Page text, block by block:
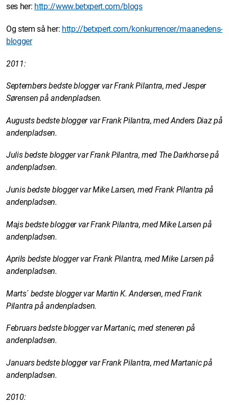
ses her: http://www.betxpert.com/blogs
Og stem så her: http://betxpert.com/konkurrencer/maanedens-
blogger
2011:
Septembers bedste blogger var Frank Pilantra, med Jesper
Sørensenpå andenpladsen.
Augusts bedste blogger var Frank Pilantra, med Anders Diaz på
andenpladsen.
Julis bedste blogger var Frank Pilantra, med The Darkhorse på
andenpladsen.
Junis bedste blogger var Mike Larsen, med Frank Pilantra på
andenpladsen.
Majs bedste blogger var Frank Pilantra, med Mike Larsen på
andenpladsen.
Aprils bedste blogger var Frank Pilantra, med Mike Larsen på
andenpladsen.
Marts´ bedste blogger var Martin K. Andersen, med Frank
Pilantra på andenpladsen.
Februars bedste blogger var Martanic, med steneren på
andenpladsen.
Januars bedste blogger var Frank Pilantra, med Martanic på
andenpladsen.
2010: